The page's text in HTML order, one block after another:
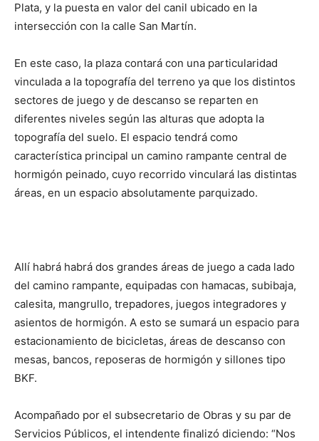
Plata, y la puesta en valor del canil ubicado en la
intersección con la calle San Martín.
En este caso, la plaza contará con una particularidad
vinculada a la topografía del terreno ya que los distintos
sectores de juego y de descanso se reparten en
diferentes niveles según las alturas que adopta la
topografía del suelo. El espacio tendrá como
característica principal un camino rampante central de
hormigón peinado, cuyo recorrido vinculará las distintas
áreas, en un espacio absolutamente parquizado.
Allí habrá habrá dos grandes áreas de juego a cada lado
del camino rampante, equipadas con hamacas, subibaja,
calesita, mangrullo, trepadores, juegos integradores y
asientos de hormigón. A esto se sumará un espacio para
estacionamiento de bicicletas, áreas de descanso con
mesas, bancos, reposeras de hormigón y sillones tipo
BKF.
Acompañado por el subsecretario de Obras y su par de
Servicios Públicos, el intendente finalizó diciendo: “Nos